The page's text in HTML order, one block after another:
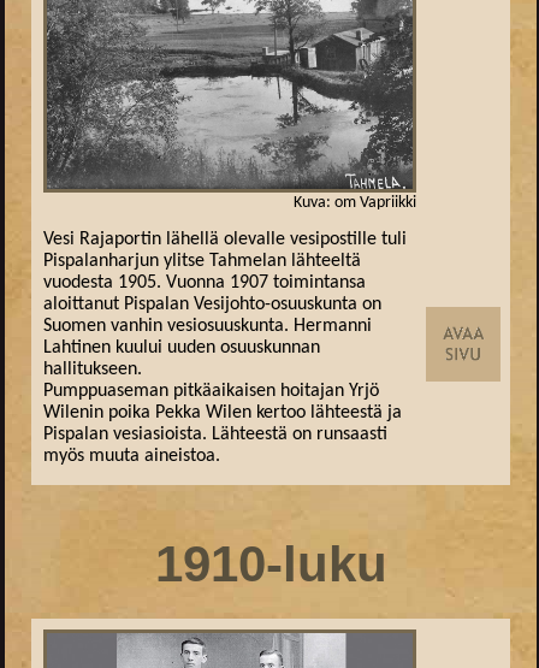
Kuva: om Vapriikki
Vesi Rajaportin lähellä olevalle vesipostille tuli
Pispalanharjun ylitse Tahmelan lähteeltä
vuodesta 1905. Vuonna 1907 toimintansa
aloittanut Pispalan Vesijohto-osuuskunta on
Suomen vanhin vesiosuuskunta. Hermanni
Lahtinen kuului uuden osuuskunnan
hallitukseen.
Pumppuaseman pitkäaikaisen hoitajan Yrjö
Wilenin poika Pekka Wilen kertoo lähteestä ja
Pispalan vesiasioista. Lähteestä on runsaasti
myös muuta aineistoa.
1910-luku